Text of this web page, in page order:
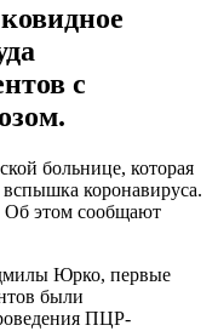
с
больнице, которая
коронавируса.
Об этом сообщают
Юрко, первые
были
ПЦР-